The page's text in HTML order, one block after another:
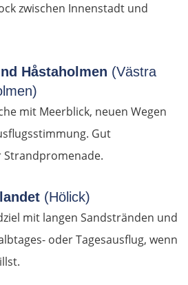
zwischen Innenstadt und
Håstaholmen (Västra
mit Meerblick, neuen Wegen
Gut
(Hölick)
mit langen Sandstränden und
oder Tagesausflug, wenn